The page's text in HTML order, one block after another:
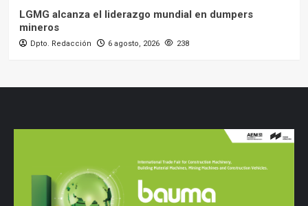
LGMG alcanza el liderazgo mundial en dumpers
mineros
Dpto. Redacción 6 agosto, 2026 238